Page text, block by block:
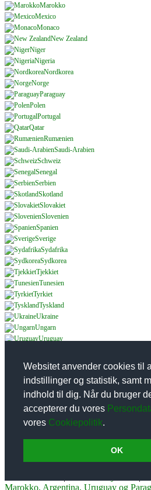
Websitet anvender cookies til
indstillinger og statistik, samt
indhold til dig. Når du bruger
accepterer du vores
vores Cookiepolitik.
OK
Marokko
Mexico
Monaco
New Zealand
Niger
Nigeria
Nordkorea
Norge
Paraguay
Polen
Portugal
Qatar
Rumænien
Saudi-Arabien
Schweiz
Senegal
Serbien
Skotland
Slovakiet
Slovenien
Spanien
Sverige
Sydafrika
Sydkorea
Tjekkiet
Tunesien
Tyrkiet
Tyskland
Ukraine
Ungarn
Uruguay
Wales
Østrig
OBS:alle priser og produkter der vises
Fodboldtrojer.dk kan ikke holdes til
evt. udsolgte varer. Vi forhandler ikke
kun videre til forhandlere af
Marokko, Argentina, Uruguay og